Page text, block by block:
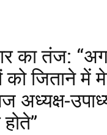
का तंज:
को जिताने में
अध्यक्ष-